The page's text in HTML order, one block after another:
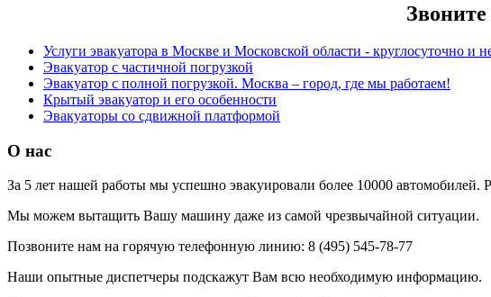
Услуги эвакуатора в Москве и Московской области - круглосуточно и
Эвакуатор с частичной погрузкой
Эвакуатор с полной погрузкой. Москва – город, где мы работаем!
Крытый эвакуатор и его особенности
Эвакуаторы со сдвижной платформой
О нас
За 5 лет нашей работы мы успешно эвакуировали более 10000
Мы можем вытащить Вашу машину даже из самой чрезвычайной ситуации.
Позвоните нам на горячую телефонную линию: 8 (495) 545-78-77
Наши опытные диспетчеры подскажут Вам всю необходимую информацию.